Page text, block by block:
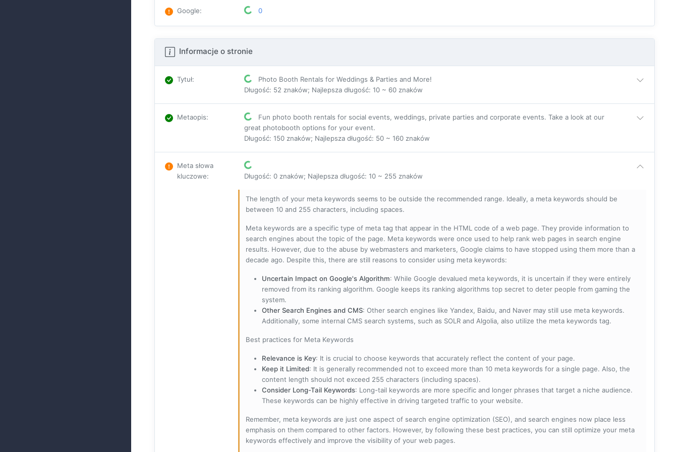
Google: 0
Informacje o stronie
Tytuł:
Photo Booth Rentals for Weddings & Parties and More!
Długość: 52 znaków; Najlepsza długość: 10 ~ 60 znaków
Metaopis:
Fun photo booth rentals for social events, weddings, private parties and corporate events. Take a look at our
great photobooth options for your event.
Długość: 150 znaków; Najlepsza długość: 50 ~ 160 znaków
Meta słowa
kluczowe: Długość: 0 znaków; Najlepsza długość: 10 ~ 255 znaków
The length of your meta keywords seems to be outside the recommended range. Ideally, a meta keywords should be
between 10 and 255 characters, including spaces.
Meta keywords are a specific type of meta tag that appear in the HTML code of a web page. They provide information to
search engines about the topic of the page. Meta keywords were once used to help rank web pages in search engine
results. However, due to the abuse by webmasters and marketers, Google claims to have stopped using them more than a
decade ago. Despite this, there are still reasons to consider using meta keywords:
Uncertain Impact on Google's Algorithm: While Google devalued meta keywords, it is uncertain if they were entirely
removed from its ranking algorithm. Google keeps its ranking algorithms top secret to deter people from gaming the
system.
Other Search Engines and CMS: Other search engines like Yandex, Baidu, and Naver may still use meta keywords.
Additionally, some internal CMS search systems, such as SOLR and Algolia, also utilize the meta keywords tag.
Best practices for Meta Keywords
Relevance is Key: It is crucial to choose keywords that accurately reflect the content of your page.
Keep it Limited: It is generally recommended not to exceed more than 10 meta keywords for a single page. Also, the
content length should not exceed 255 characters (including spaces).
Consider Long-Tail Keywords: Long-tail keywords are more specific and longer phrases that target a niche audience.
These keywords can be highly effective in driving targeted traffic to your website.
Remember, meta keywords are just one aspect of search engine optimization (SEO), and search engines now place less
emphasis on them compared to other factors. However, by following these best practices, you can still optimize your meta
keywords effectively and improve the visibility of your web pages.